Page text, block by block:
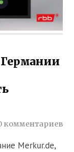
Германии
комментариев
Merkur.de,